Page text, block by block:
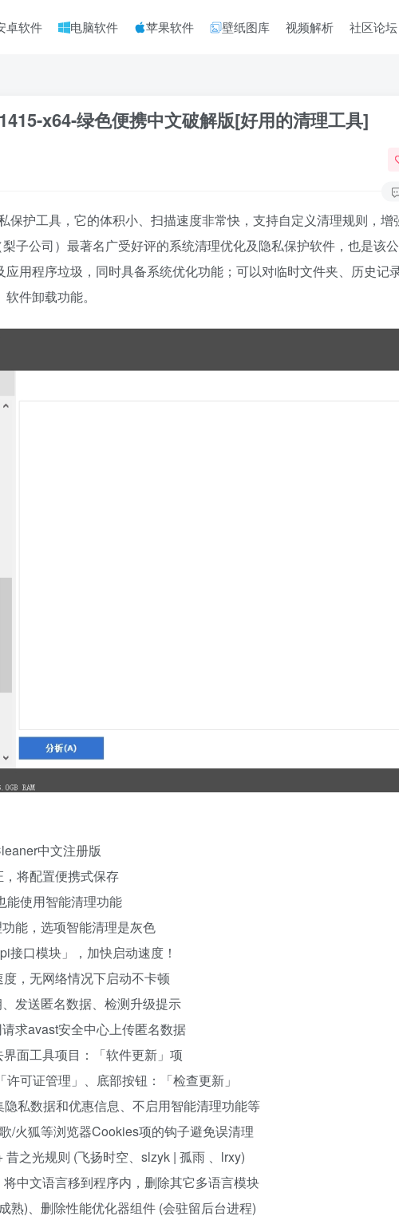
卓软件 电脑软件 苹果软件 壁纸图库 视频解析 社区论坛
x64-绿色便携中文破解版[好用的清理工具]
保护工具，它的体积小、扫描速度非常快，支持自定义清理规则，增
子公司）最著名广受好评的系统清理优化及隐私保护软件，也是该
用程序垃圾，同时具备系统优化功能；可以对临时文件夹、历史记
件卸载功能。
中文注册版
将配置便携式保存
能使用智能清理功能
能，选项智能清理是灰色
接口模块」，加快启动速度！
，无网络情况下启动不卡顿
发送匿名数据、检测升级提示
求avast安全中心上传匿名数据
面工具项目：「软件更新」项
可证管理」、底部按钮：「检查更新」
私数据和优惠信息、不启用智能清理功能等
/火狐等浏览器Cookies项的钩子避免误清理
之光规则 (飞扬时空、slzyk | 孤雨 、lrxy)
中文语言移到程序内，删除其它多语言模块
熟)、删除性能优化器组件 (会驻留后台进程)